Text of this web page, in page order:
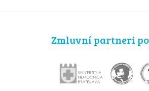
Zmluvní partneri